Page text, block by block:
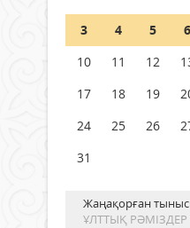
04 тамыз 2026 ж.
ҚҰРҚЫЛТАЙДЫҢ
04 тамыз 2026 ж.
3
4 5 6
10
11 12
17
18 19
24
25 26
31
Жаңақорған
ҰЛТТЫҚ